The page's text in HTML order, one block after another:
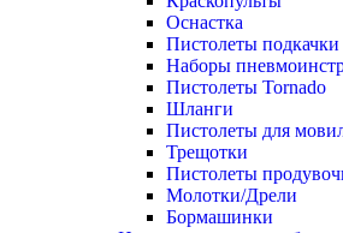
Оснастка
Пистолеты подкачки
Наборы
Пистолеты Tornado
Шланги
Пистолеты для
Трещотки
Пистолеты
Молотки/Дрели
Бормашинки